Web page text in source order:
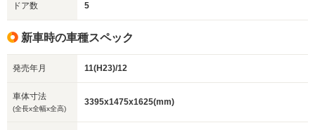
ドア数 5
新車時の車種スペック
発売年月 11(H23)/12
車体寸法
(全長x全幅x全高)
3395x1475x1625(mm)